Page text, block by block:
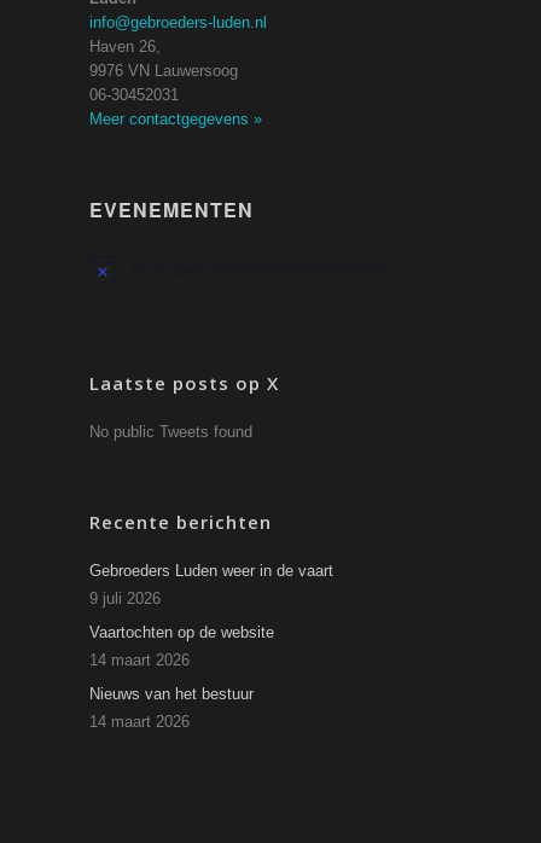
info@gebroeders-luden.nl
Haven 26,
9976 VN Lauwersoog
06-30452031
Meer contactgegevens »
EVENEMENTEN
Bericht
Laatste posts op X
No public Tweets found
Recente berichten
Gebroeders Luden weer in de vaart
9 juli 2026
Vaartochten op de website
14 maart 2026
Nieuws van het bestuur
14 maart 2026